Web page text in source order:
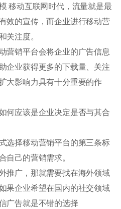
移动互联网时代，流量就是最
效的宣传，而企业进行移动营
关注度。
营销平台会将企业的广告信息
企业获得更多的下载量、关注
大影响力具有十分重要的作
何应该是企业决定是否与其合
选择移动营销平台的第三条标
自己的营销需求。
推广，那就需要找在海外领域
果企业希望在国内的社交领域
广告就是不错的选择